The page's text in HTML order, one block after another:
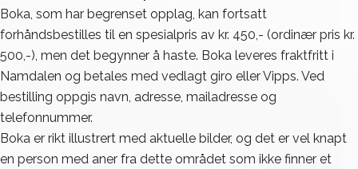
Boka, som har begrenset opplag, kan fortsatt
forhåndsbestilles til en spesialpris av kr. 450,- (ordinær pris kr.
500,-), men det begynner å haste. Boka leveres fraktfritt i
Namdalen og betales med vedlagt giro eller Vipps. Ved
bestilling oppgis navn, adresse, mailadresse og
telefonnummer.
Boka er rikt illustrert med aktuelle bilder, og det er vel knapt
en person med aner fra dette området som ikke finner et